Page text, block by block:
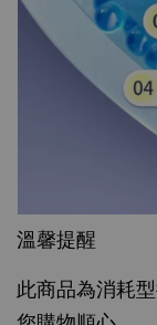
溫馨提醒
此商品為消耗